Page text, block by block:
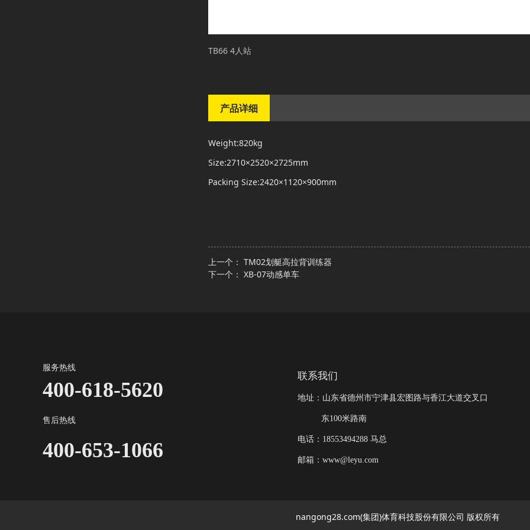
TB66 4人站
产品详细
Weight:820kg
Size:2710×2520×2725mm
Packing Size:2420×1120×900mm
上一个： TM02划艇高拉背训练器
下一个： XB-07动感单车
服务热线
400-618-5620
售后热线
400-653-1066
联系我们
地址：山东省德州市宁津县宏图路与香江大道交叉口
东100米路南
电话：18553494288 马总
邮箱：www@leyu.com
nangong28.com(集团)体育科技股份有限公司 版权所有